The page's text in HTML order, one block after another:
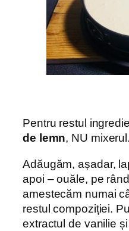
Pentru restul
de lemn, NU mixerul.
Adăugăm, așadar,
apoi – ouăle, pe
amestecăm numai
restul compoziției.
extractul de vanilie